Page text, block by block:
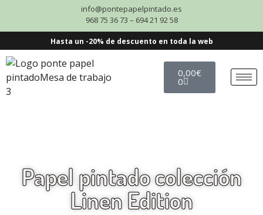
info@pontepapelpintado.es
968 75 36 73 – 694 21 92 58
Hasta un -20% de descuento en toda la web
0,00€
0
Papel pintado colección
Linen Edition